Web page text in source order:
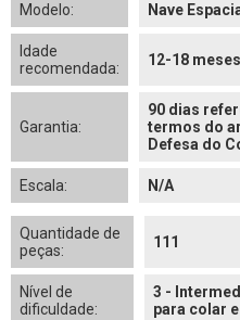
Modelo: Nave
Idade
recomendada:
12-18 meses
Garantia:
90 dias
termos do
Defesa do
Escala: N/A
Quantidade de
peças:
111
Nível de
dificuldade:
3 -
para colar